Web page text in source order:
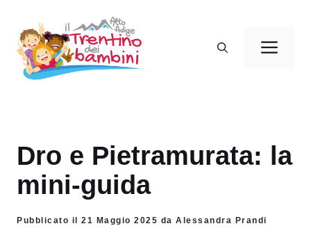
contenuto
Dro e Pietramurata: la
mini-guida
Pubblicato il 21 Maggio 2025 da Alessandra Prandi